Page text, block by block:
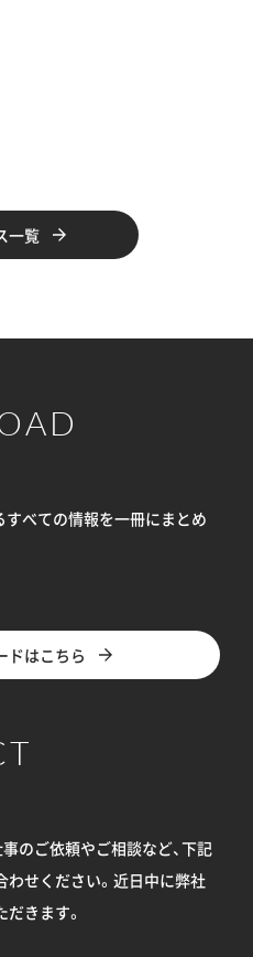
一覧
すべての情報を一冊にまとめ
ドはこちら
のご依頼やご相談など、下記
せください。 近日中に弊社
きます。